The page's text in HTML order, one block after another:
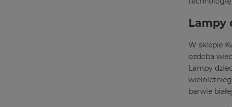
Lampy
W sklepie
ozdoba
Lampy
barwie